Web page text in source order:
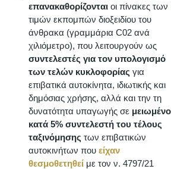
επανακαθορίζονται οι πίνακες των
τιμών εκπομπών διοξειδίου του
άνθρακα (γραμμάρια C02 ανά
χιλιόμετρο), που λειτουργούν ως
συντελεστές για τον υπολογισμό
των τελών κυκλοφορίας για
επιβατικά αυτοκίνητα, ιδιωτικής και
δημόσιας χρήσης, αλλά και την τη
δυνατότητα υπαγωγής σε μειωμένο
κατά 5% συντελεστή του τέλους
ταξινόμησης των επιβατικών
αυτοκινήτων που είχαν
θεσμοθετηθεί με τον ν. 4797/21